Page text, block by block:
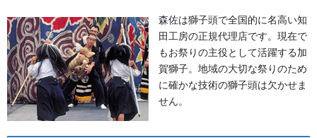
◆海までを有し、地域独自の風習や伝統が混在するエリア。「鶴
来ほうらいまつり」や「美川おかえり祭り」等のほか、雪や自
然、豊かな食材をテーマにした祭りもたくさん。
森佐は獅子頭で全国的に名高い知
田工房の正規代理店です。現在で
もお祭りの主役として活躍する加
賀獅子。地域の大切な祭りのため
に確かな技術の獅子頭は欠かせま
せん。